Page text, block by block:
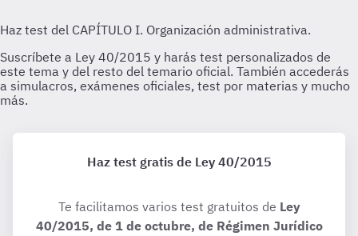
Haz test gratis de Ley 40/2015
Te facilitamos varios test gratuitos de Ley
40/2015, de 1 de octubre, de Régimen Jurídico